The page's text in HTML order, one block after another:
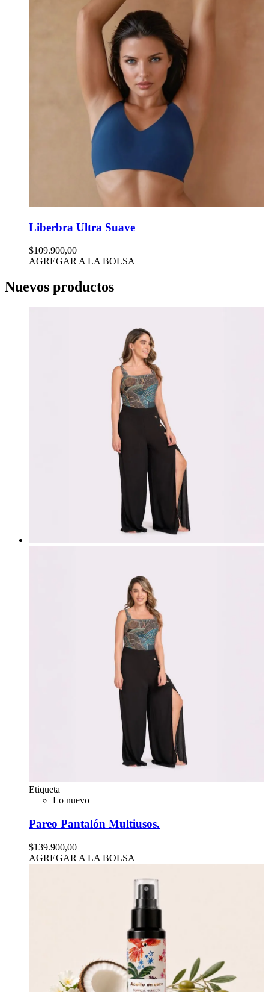
Liberbra Ultra Suave
$109.900,00
AGREGAR A LA BOLSA
Nuevos productos
Etiqueta
Lo nuevo
Pareo Pantalón Multiusos.
$139.900,00
AGREGAR A LA BOLSA